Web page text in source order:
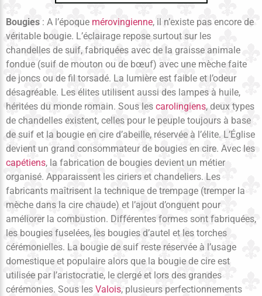
Bougies : A l’époque mérovingienne, il n’existe pas encore de
véritable bougie. L’éclairage repose surtout sur les
chandelles de suif, fabriquées avec de la graisse animale
fondue (suif de mouton ou de bœuf) avec une mèche faite
de joncs ou de fil torsadé. La lumière est faible et l’odeur
désagréable. Les élites utilisent aussi des lampes à huile,
héritées du monde romain. Sous les carolingiens, deux types
de chandelles existent, celles pour le peuple toujours à base
de suif et la bougie en cire d’abeille, réservée à l’élite. L’Église
devient un grand consommateur de bougies en cire. Avec les
capétiens, la fabrication de bougies devient un métier
organisé. Apparaissent les ciriers et chandeliers. Les
fabricants maîtrisent la technique de trempage (tremper la
mèche dans la cire chaude) et l’ajout d’onguent pour
améliorer la combustion. Différentes formes sont fabriquées,
les bougies fuselées, les bougies d’autel et les torches
cérémonielles. La bougie de suif reste réservée à l’usage
domestique et populaire alors que la bougie de cire est
utilisée par l’aristocratie, le clergé et lors des grandes
cérémonies. Sous les Valois, plusieurs perfectionnements